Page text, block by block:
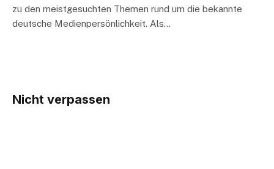
zu den meistgesuchten Themen rund um die bekannte
deutsche Medienpersönlichkeit. Als…
Nicht verpassen